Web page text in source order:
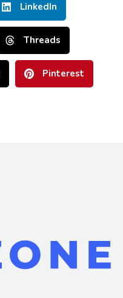
LinkedIn
Threads
Pinterest